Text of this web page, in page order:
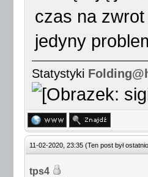
czas na zwrot
jedyny
Statystyki
11-02-2020, 23:35 (Ten post był
tps4